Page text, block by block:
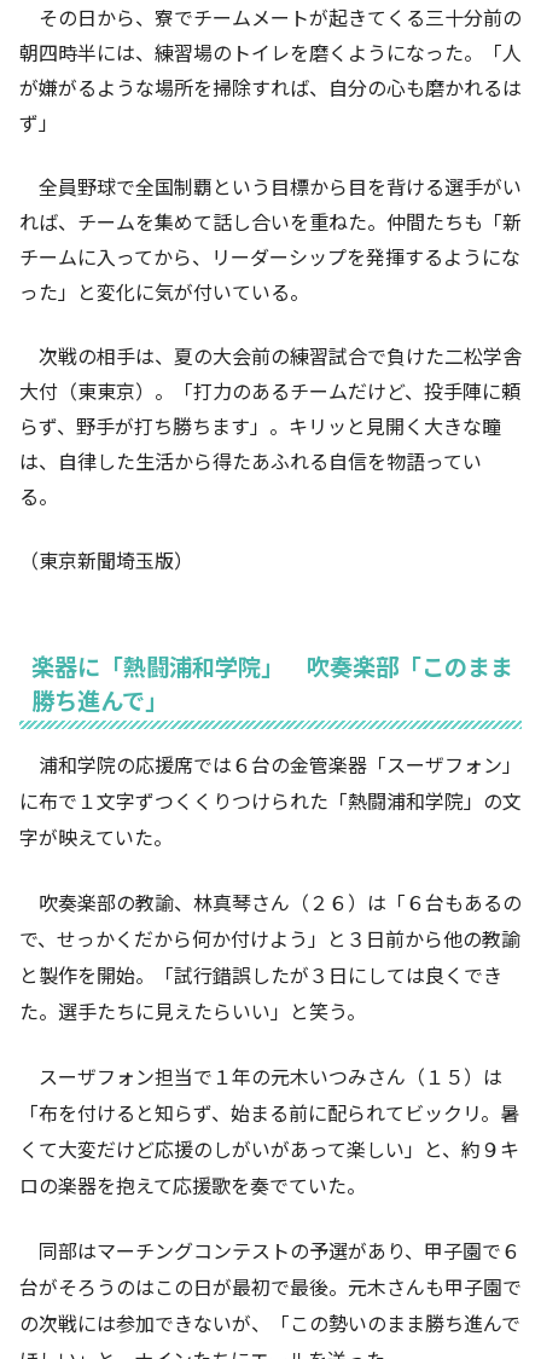
その日から、寮でチームメートが起きてくる三十分前の
朝四時半には、練習場のトイレを磨くようになった。「人
が嫌がるような場所を掃除すれば、自分の心も磨かれるは
ず」
全員野球で全国制覇という目標から目を背ける選手がい
れば、チームを集めて話し合いを重ねた。仲間たちも「新
チームに入ってから、リーダーシップを発揮するようにな
った」と変化に気が付いている。
次戦の相手は、夏の大会前の練習試合で負けた二松学舎
大付（東東京）。「打力のあるチームだけど、投手陣に頼
らず、野手が打ち勝ちます」。キリッと見開く大きな瞳
は、自律した生活から得たあふれる自信を物語ってい
る。
（東京新聞埼玉版）
楽器に「熱闘浦和学院」 吹奏楽部「このまま
勝ち進んで」
浦和学院の応援席では６台の金管楽器「スーザフォン」
に布で１文字ずつくくりつけられた「熱闘浦和学院」の文
字が映えていた。
吹奏楽部の教諭、林真琴さん（２６）は「６台もあるの
で、せっかくだから何か付けよう」と３日前から他の教諭
と製作を開始。「試行錯誤したが３日にしては良くでき
た。選手たちに見えたらいい」と笑う。
スーザフォン担当で１年の元木いつみさん（１５）は
「布を付けると知らず、始まる前に配られてビックリ。暑
くて大変だけど応援のしがいがあって楽しい」と、約９キ
ロの楽器を抱えて応援歌を奏でていた。
同部はマーチングコンテストの予選があり、甲子園で６
台がそろうのはこの日が最初で最後。元木さんも甲子園で
の次戦には参加できないが、「この勢いのまま勝ち進んで